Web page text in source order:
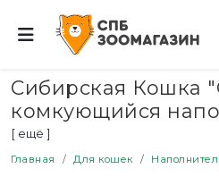
Сибирская Кошка
комкующийся
кошачьего туалета -
[ ещё ]
Главная Для кошек